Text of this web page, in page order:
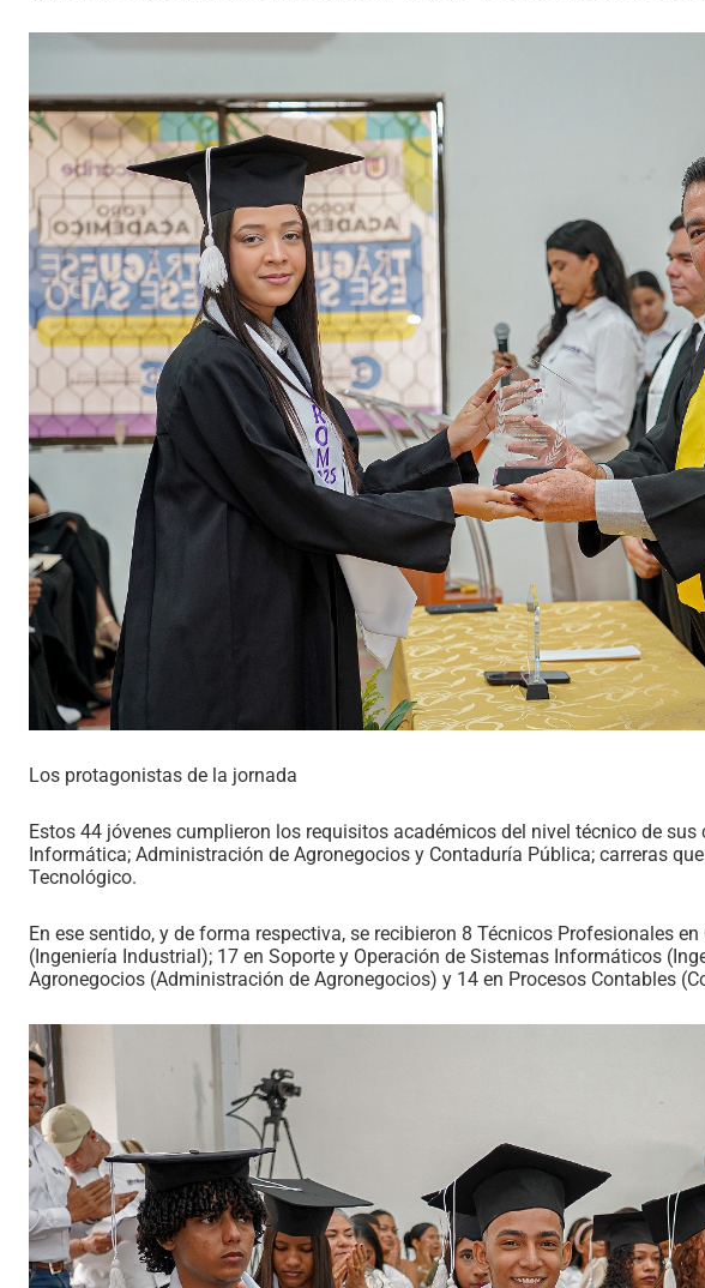
Los protagonistas de la jornada
Estos 44 jóvenes cumplieron los requisitos académicos del nivel técnico de
Informática; Administración de Agronegocios y Contaduría Pública; carreras
Tecnológico.
En ese sentido, y de forma respectiva, se recibieron 8 Técnicos Profesionales
(Ingeniería Industrial); 17 en Soporte y Operación de Sistemas Informáticos
Agronegocios (Administración de Agronegocios) y 14 en Procesos Contables